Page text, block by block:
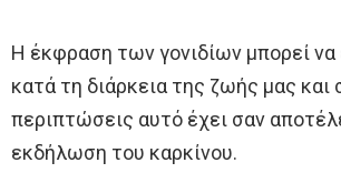
Η έκφραση των γονιδίων μπορεί να
κατά τη διάρκεια της ζωής μας και
περιπτώσεις αυτό έχει σαν
εκδήλωση του καρκίνου.